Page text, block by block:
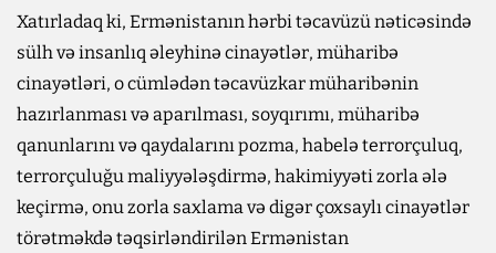
Xatırladaq ki, Ermənistanın hərbi təcavüzü nəticəsində
sülh və insanlıq əleyhinə cinayətlər, müharibə
cinayətləri, o cümlədən təcavüzkar müharibənin
hazırlanması və aparılması, soyqırımı, müharibə
qanunlarını və qaydalarını pozma, habelə terrorçuluq,
terrorçuluğu maliyyələşdirmə, hakimiyyəti zorla ələ
keçirmə, onu zorla saxlama və digər çoxsaylı cinayətlər
törətməkdə təqsirləndirilən Ermənistan